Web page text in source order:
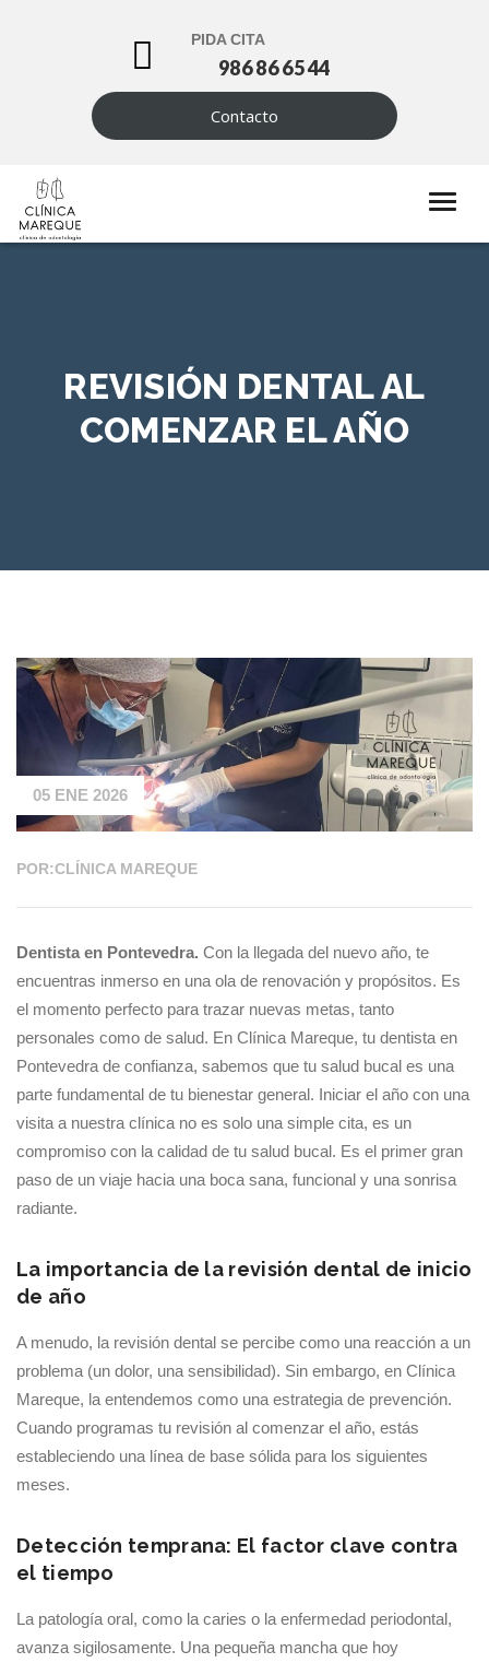
PIDA CITA
986 86 65 44
Contacto
REVISIÓN DENTAL AL
COMENZAR EL AÑO
05 ENE 2026
POR:CLÍNICA MAREQUE
Dentista en Pontevedra. Con la llegada del nuevo año, te
encuentras inmerso en una ola de renovación y propósitos. Es
el momento perfecto para trazar nuevas metas, tanto
personales como de salud. En Clínica Mareque, tu dentista en
Pontevedra de confianza, sabemos que tu salud bucal es una
parte fundamental de tu bienestar general. Iniciar el año con una
visita a nuestra clínica no es solo una simple cita, es un
compromiso con la calidad de tu salud bucal. Es el primer gran
paso de un viaje hacia una boca sana, funcional y una sonrisa
radiante.
La importancia de la revisión dental de inicio
de año
A menudo, la revisión dental se percibe como una reacción a un
problema (un dolor, una sensibilidad). Sin embargo, en Clínica
Mareque, la entendemos como una estrategia de prevención.
Cuando programas tu revisión al comenzar el año, estás
estableciendo una línea de base sólida para los siguientes
meses.
Detección temprana: El factor clave contra
el tiempo
La patología oral, como la caries o la enfermedad periodontal,
avanza sigilosamente. Una pequeña mancha que hoy